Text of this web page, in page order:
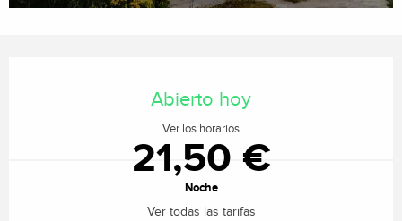
Abierto hoy
Ver los horarios
21,50 €
Noche
Ver todas las tarifas